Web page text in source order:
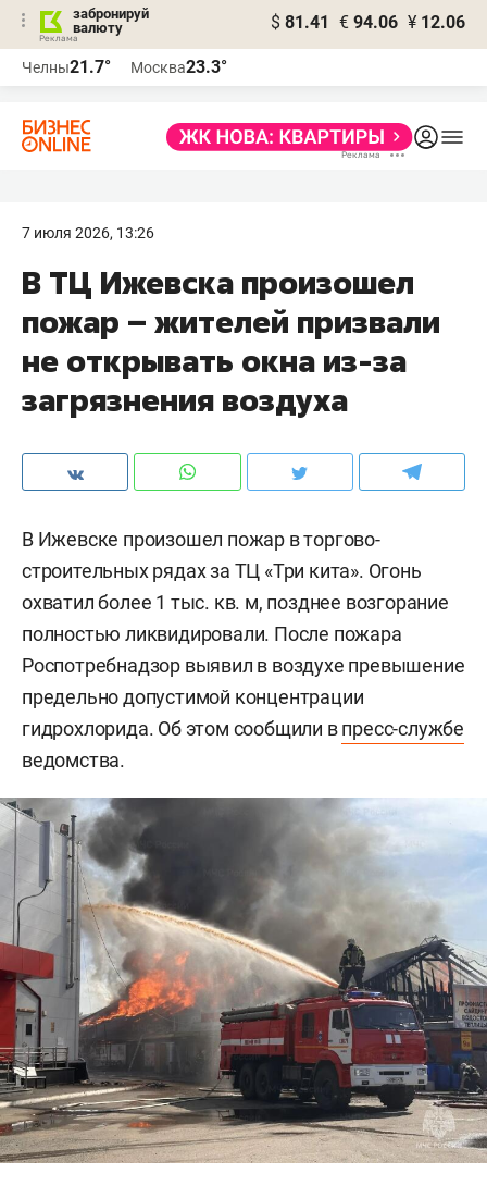
забронируй
валюту
$ 81.41 € 94.06 ¥ 12.06
Челны21.7° Москва23.3°
7 июля 2026, 13:26
В ТЦ Ижевска произошел
пожар – жителей призвали
не открывать окна из-за
загрязнения воздуха
В Ижевске произошел пожар в торгово-
строительных рядах за ТЦ «Три кита». Огонь
охватил более 1 тыс. кв. м, позднее возгорание
полностью ликвидировали. После пожара
Роспотребнадзор выявил в воздухе превышение
предельно допустимой концентрации
гидрохлорида. Об этом сообщили впресс-службе
ведомства.